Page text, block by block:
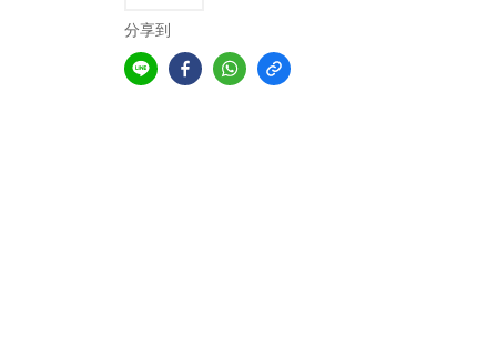
分享到